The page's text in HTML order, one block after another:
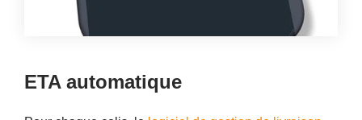
ETA automatique